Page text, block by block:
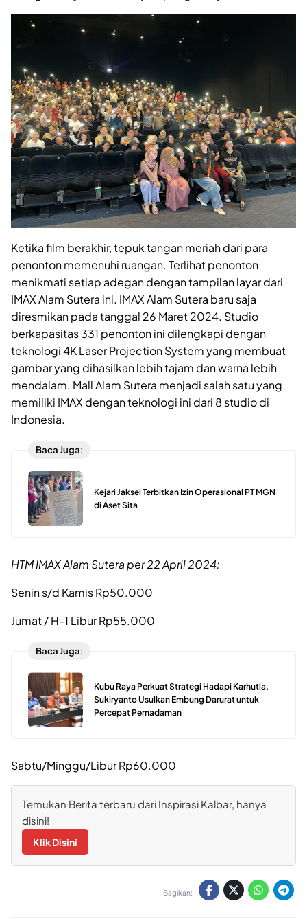
Ketika film berakhir, tepuk tangan meriah dari para
penonton memenuhi ruangan. Terlihat penonton
menikmati setiap adegan dengan tampilan layar dari
IMAX Alam Sutera ini. IMAX Alam Sutera baru saja
diresmikan pada tanggal 26 Maret 2024. Studio
berkapasitas 331 penonton ini dilengkapi dengan
teknologi 4K Laser Projection System yang membuat
gambar yang dihasilkan lebih tajam dan warna lebih
mendalam. Mall Alam Sutera menjadi salah satu yang
memiliki IMAX dengan teknologi ini dari 8 studio di
Indonesia.
Baca Juga:
Kejari Jaksel Terbitkan Izin Operasional PT MGN
di Aset Sita
HTM IMAX Alam Sutera per 22 April 2024:
Senin s/d Kamis Rp50.000
Jumat / H-1 Libur Rp55.000
Baca Juga:
Kubu Raya Perkuat Strategi Hadapi Karhutla,
Sukiryanto Usulkan Embung Darurat untuk
Percepat Pemadaman
Sabtu/Minggu/Libur Rp60.000
Temukan Berita terbaru dari Inspirasi Kalbar, hanya
disini!
Klik Disini
Bagikan: